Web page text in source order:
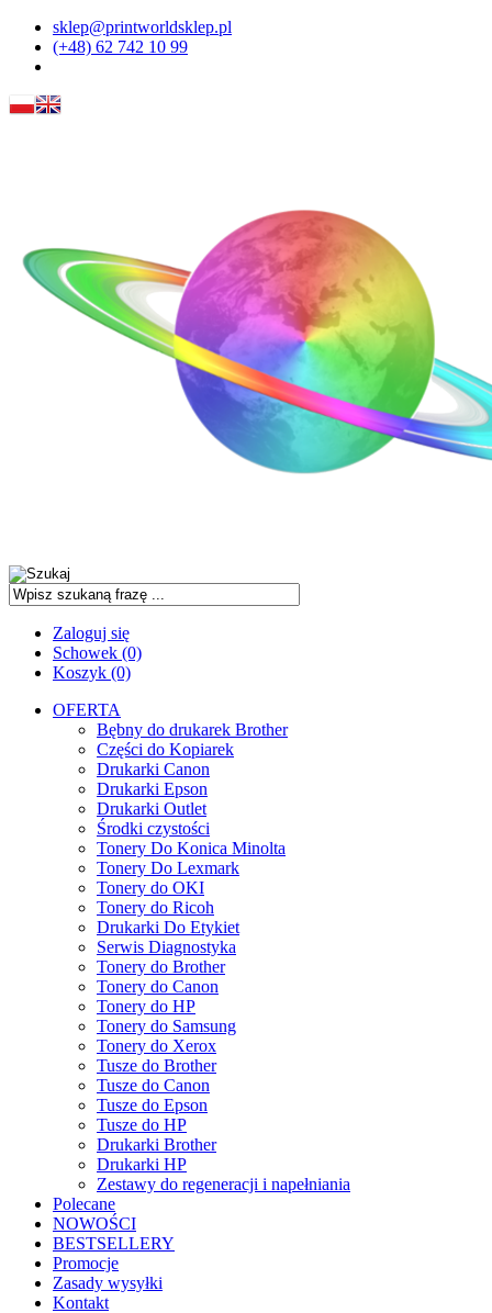
sklep@printworldsklep.pl
(+48) 62 742 10 99
Zaloguj się
Schowek (0)
Koszyk (0)
OFERTA
Bębny do drukarek Brother
Części do Kopiarek
Drukarki Canon
Drukarki Epson
Drukarki Outlet
Środki czystości
Tonery Do Konica Minolta
Tonery Do Lexmark
Tonery do OKI
Tonery do Ricoh
Drukarki Do Etykiet
Serwis Diagnostyka
Tonery do Brother
Tonery do Canon
Tonery do HP
Tonery do Samsung
Tonery do Xerox
Tusze do Brother
Tusze do Canon
Tusze do Epson
Tusze do HP
Drukarki Brother
Drukarki HP
Zestawy do regeneracji i napełniania
Polecane
NOWOŚCI
BESTSELLERY
Promocje
Zasady wysyłki
Kontakt